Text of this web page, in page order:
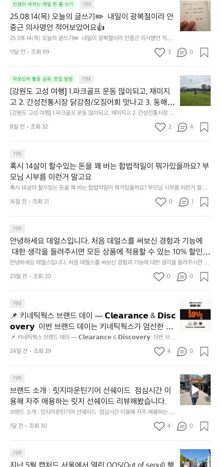
인생이 바뀌는 매일 한 줄 쓰기 기타
25.08.14(목) 오늘의 글쓰기✏️  내일이 광복절이라 안
중근 의사명언 적어보았어요👍
25.08.14(목) 오늘의 글쓰기✏️  내일이 광복절이라 안중근 의사명언 적어
2
5.
0
8.
4
늘
의
글
쓰
✏️
광
절
이
라
의
사
명
언
적
았
어
요
11달 전 조회 99 3 0
아웃도어 활동 공유, 맛집 탐방 기타
[강원도 고성 여행] 1.파크골프 운동 많이되고, 재미지
고 2. 간성전통시장 닭강정/오징어회 맛나고 3. 동해
앞바다 모듬회 기가막히고 4. 모듬곱창 쏘주한잔 혀를
내두르고 5. 썬셋에 취하고 ~
[강원도 고성 여행] 1.파크골프 운동 많이되고, 재미지고 2. 간성전통시장 닭
강정/오징어회 맛나고 3. 동해 앞바다 모듬회 기가막히고 4. 모듬곱창 쏘주
한잔 혀를 내두르고 5. 썬셋에 취하고 ~
[강
원
도
고
여
크
프
운
동
고,
재
미
지
고
통
닭
오
징
어
나
3.
동
8일 전 조회 32 2 4
기타
혹시 14살이 할수있는 돈을 꽤 버는 합법적일이 뭐가있을까요? 부
모님 시부름 이런거 말고요
혹시 14살이 할수있는 돈을 꽤 버는 합법적일이 뭐가있을까요? 부모님 시부름 이런거 말고
16일 전
조회 21 0 1
기타
안녕하세요 데얼스입니다. 처음 데얼스를 써보신 경험과 기능에
대한 생각을 들려주시면 모든 상품에 적용할 수 있는 10% 할인
쿠폰을 드립니다.  1분이면 끝낼 수 있으니 참여하시고 혜택받아
가세요 :)  하기의 링크 클릭 후 작성하시면 됩니다. https://docs.g
oogle.com/forms/d/e/1FAIpQLSfSU5C-euRse0uUKR3Rp1ibf1aC
안녕하세요 데얼스입니다. 처음 데얼스를 써보신 경험과 기능에 대한 생각을 들려주시면 모
든 상품에 적용할 수 있는 10% 할인 쿠폰을 드립니다.  1분이면 끝낼 수 있으니 참여하시고
혜택받아가세요 :)  하기의 링크 클릭 후 작성하시면 됩니다. https://docs.google.com/for
23일 전 조회 20 0 0
기타
📌 키네틱웍스 브랜드 데이 — 𝗖𝗹𝗲𝗮𝗿𝗮𝗻𝗰𝗲 & 𝗗𝗶𝘀𝗰
𝗼𝘃𝗲𝗿𝘆  이번 브랜드 데이는 키네틱웍스가 엄선한 5
개 브랜드를 한 자리에서 만나는 클리어런스 기획전입
니다. - 카페 드 사이클리스트 - 릿지 마운틴 기어 - 써
클 스포츠웨어 - 블랙쉽 - 시티 컨트리 시티  옷장 속
워줄 발견을 지금 시작해 보세요. 👉 최대 ~𝟱𝟬% 𝗦𝗔
𝗟𝗘  지금 바로 홈 화면에서 ‘키네틱웍스 브랜드데이’를
눌러보세요!
📌 키네틱웍스 브랜드 데이 — 𝗖𝗹𝗲𝗮𝗿𝗮𝗻𝗰𝗲 & 𝗗𝗶𝘀𝗰𝗼𝘃𝗲𝗿𝘆  이번 브랜
드 데이는 키네틱웍스가 엄선한 5개 브랜드를 한 자리에서 만나는 클리어런
스 기획전입니다. - 카페 드 사이클리스트 - 릿지 마운틴 기어 - 써클 스포츠
𝗟𝗘  지금 바로 홈 화면에서 ‘키네틱웍스 브랜드데이’를 눌러보세요!
네
스
드
데
이
—
𝗹
𝗮
𝗿
24일 전 조회 29 4 0
기타
브랜드 소개 : 릿지마운틴기어 선쉐이드  점심시간 이
용해 자주 애용하는 릿지 선쉐이드 리뷰해봤습니다.
브랜드 소개 : 릿지마운틴기어 선쉐이드  점심시간 이용해 자주 애용하는 릿
브
랜
드
소
:
마
운
1달 전 조회 30 4 0
기타
지
난